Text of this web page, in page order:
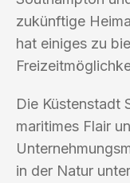
zukünftige
hat einiges zu
Die Küstenstadt
maritimes Flair
in der Natur